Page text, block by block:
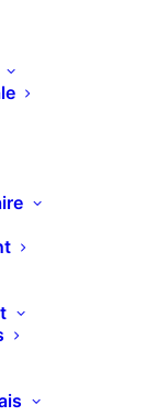
&
BLC :
CDI – Paris